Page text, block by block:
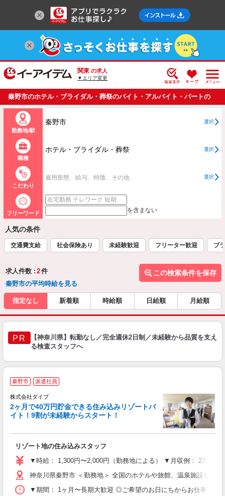
関東 の求人
▼エリア変更
秦野市のホテル・ブライダル・葬祭のバイト・アルバイト・パートの
求人情報一覧
勤務地/駅
秦野市 選択
職種
ホテル・ブライダル・葬祭 選択
こだわり
雇用形態、給与、特徴、その他 選択
フリーワード を含まない
人気の条件
交通費支給 社会保険あり 未経験歓迎 フリーター歓迎 ブ
求人件数 : 2件
秦野市の平均時給を見る
この検索条件を保存
指定なし 新着順 時給順 日給順 月給順
PR
【神奈川県】転勤なし／完全週休2日制／未経験から品質を支え
る検査スタッフへ
秦野市 派遣社員
株式会社ダイブ
2ヶ月で40万円貯金できる住み込みリゾートバ
イト！9割が未経験からスタート！
リゾート地の住み込みスタッフ
▼時給： 1,300円〜2,000円（勤務地による） ▼月収例： 27万
神奈川県秦野市 ＜勤務地＞ 全国のホテルや旅館、温泉施設など
▼期間： 1ヶ月〜長期大歓迎 ◎ご希望のお日にちからお仕事開